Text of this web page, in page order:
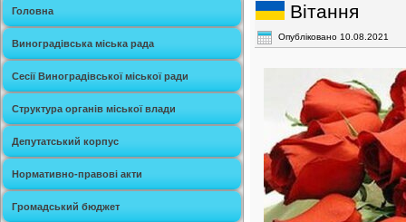
Головна
Виноградівська міська рада
Сесії Виноградівської міської ради
Структура органів міської влади
Депутатський корпус
Нормативно-правові акти
Громадський бюджет
Вітання
Опубліковано 10.08.2021